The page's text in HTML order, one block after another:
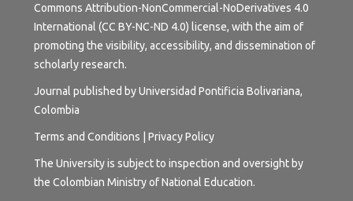
Commons Attribution-NonCommercial-NoDerivatives 4.0
International (CC BY-NC-ND 4.0) license, with the aim of
promoting the visibility, accessibility, and dissemination of
scholarly research.
Journal published by Universidad Pontificia Bolivariana,
Colombia
Terms and Conditions Privacy Policy
The University is subject to inspection and oversight by
the Colombian Ministry of National Education.